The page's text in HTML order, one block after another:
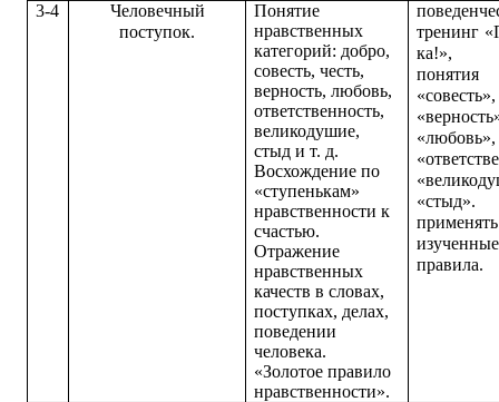
3-4
Человечный
поступок.
Понятие
нравственных
категорий: добро,
совесть, честь,
верность, любовь,
ответственность,
великодушие,
стыд и т. д.
Восхождение по
«ступенькам»
нравственности к
счастью.
Отражение
нравственных
качеств в словах,
поступках, делах,
поведении
человека.
«Золотое правило
нравственности».
тренинг
ка!»,
понятия
«любовь»,
изученные
правила.